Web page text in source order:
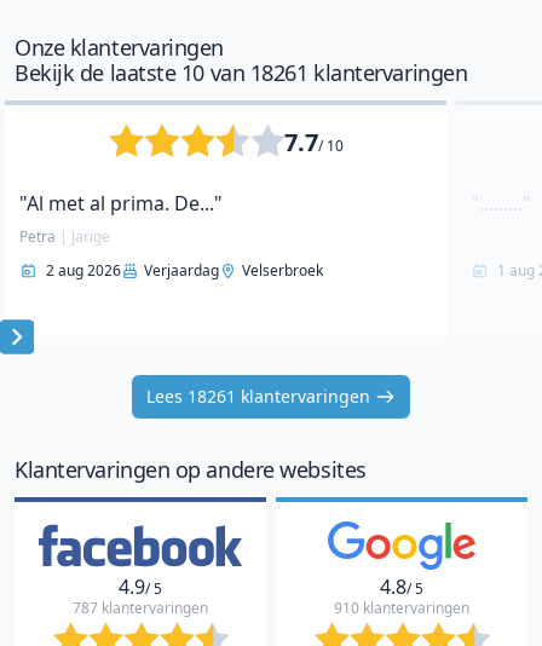
Onze klantervaringen
Bekijk de laatste 10 van 18261 klantervaringen
7.7/ 10
"Al met al prima. De..."
Petra | Jarige
2 aug 2026
Verjaardag Velserbroek
"........."
1 aug
Item
Lees 18261 klantervaringen
Klantervaringen op andere websites
4.9/ 5
787 klantervaringen
4.8/ 5
910 klantervaringen